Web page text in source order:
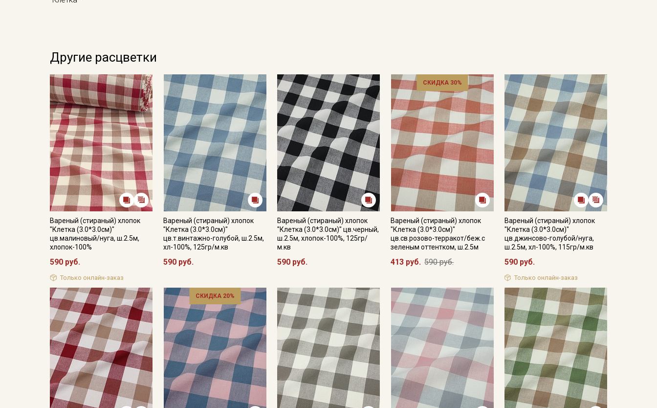
Другие расцветки
Вареный (стираный) хлопок
"Клетка (3.0*3.0см)"
цв.малиновый/нуга, ш.2.5м,
хлопок-100%
590 руб.
Только онлайн-заказ
Вареный (стираный) хлопок
"Клетка (3.0*3.0см)"
цв.т.винтажно-голубой, ш.2.5м,
хл-100%, 125гр/м.кв
590 руб.
Вареный (стираный) хлопок
"Клетка (3.0*3.0см)" цв.черный,
ш.2.5м, хлопок-100%, 125гр/
м.кв
590 руб.
СКИДКА 30%
Вареный (стираный) хлопок
"Клетка (3.0*3.0см)"
цв.св.розово-терракот/беж.с
зеленым оттентком, ш.2.5м
413 руб. 590 руб.
Вареный (стираный) хлопок
"Клетка (3.0*3.0см)"
цв.джинсово-голубой/нуга,
ш.2.5м, хл-100%, 115гр/м.кв
590 руб.
Только онлайн-заказ
СКИДКА 20%
Секретная рассылка от
Купава
Мы публикуем здесь дополнительные
промокоды и скидки до 30% на узкие
категории тканей
Электронная почта
Подписаться
данных
и даюСогласие на обработку персональных
данных
ДаюСогласие на получение рекламных и
информационных рассылок